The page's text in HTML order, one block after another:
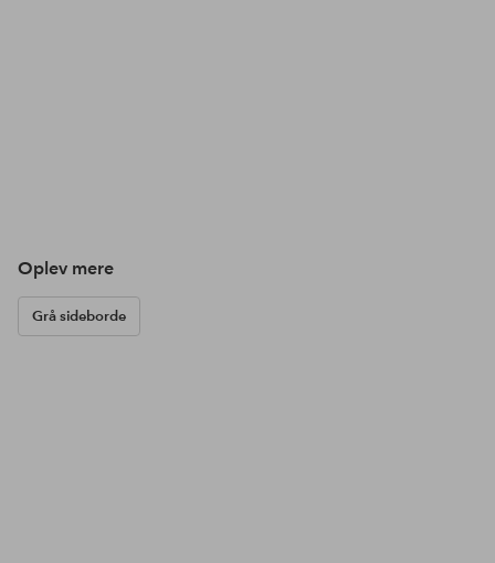
Oplev mere
Grå sideborde